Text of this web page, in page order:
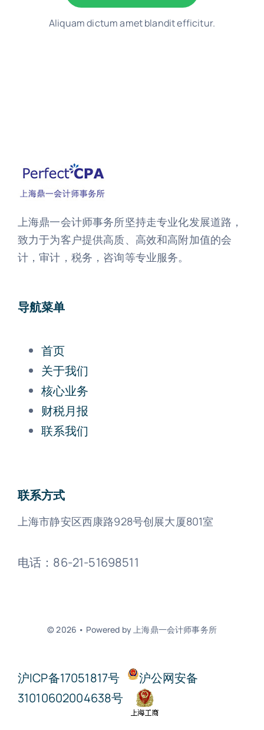
Aliquam dictum amet blandit efficitur.
上海鼎一会计师事务所坚持走专业化发展道路，
致力于为客户提供高质、高效和高附加值的会
计，审计，税务，咨询等专业服务。
导航菜单
首页
关于我们
核心业务
财税月报
联系我们
联系方式
上海市静安区西康路928号创展大厦801室
电话：86-21-51698511
© 2026 • Powered by 上海鼎一会计师事务所
沪ICP备17051817号
沪公网安备
31010602004638号